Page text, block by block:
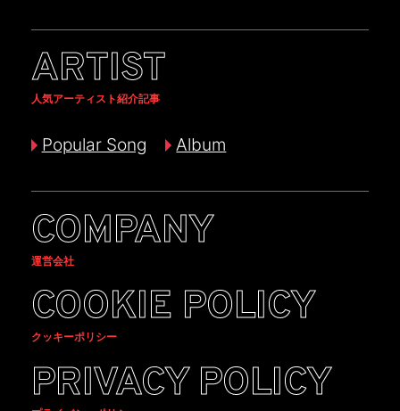
ARTIST
人気アーティスト紹介記事
Popular Song Album
COMPANY
運営会社
COOKIE POLICY
クッキーポリシー
PRIVACY POLICY